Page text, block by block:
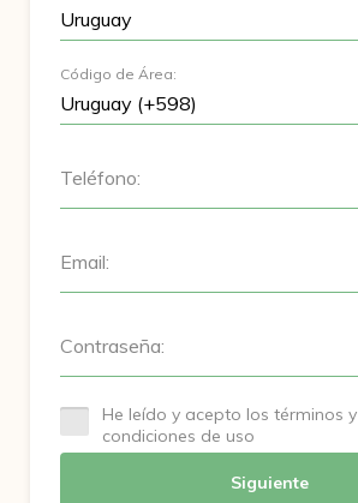
Código de Área:
Teléfono:
Email:
Contraseña:
He leído y acepto los términos y
condiciones de uso
Siguiente